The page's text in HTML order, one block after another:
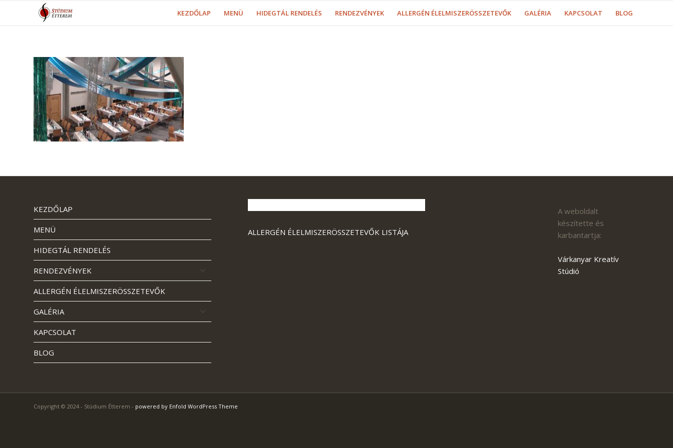
KEZDŐLAP MENÜ HIDEGTÁL RENDELÉS RENDEZVÉNYEK ALLERGÉN ÉLELMISZERÖSSZETEVŐK GALÉRIA KAPCSOLAT BLOG
KEZDŐLAP
MENÜ
HIDEGTÁL RENDELÉS
RENDEZVÉNYEK
ALLERGÉN ÉLELMISZERÖSSZETEVŐK
GALÉRIA
KAPCSOLAT
BLOG
ALLERGÉN ÉLELMISZERÖSSZETEVŐK LISTÁJA
A weboldalt
készítette és
karbantartja:
Várkanyar Kreatív
Stúdió
Copyright © 2024 - Stúdium Étterem - powered by Enfold WordPress Theme